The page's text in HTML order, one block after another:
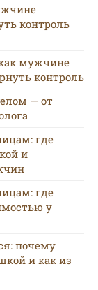
контроль
мужчине
контроль
— от
где
и
где
у
почему
и как из